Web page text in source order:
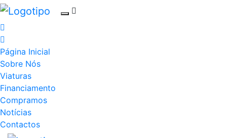
Página Inicial
Sobre Nós
Viaturas
Financiamento
Compramos
Notícias
Contactos